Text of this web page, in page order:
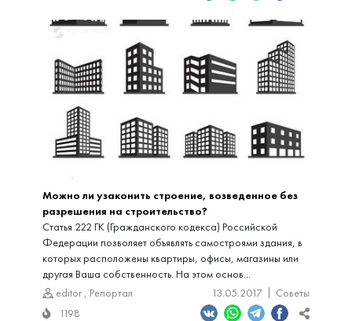
Можно ли узаконить строение, возведенное без
разрешения на строительство?
Статья 222 ГК (Гражданского кодекса) Российской
Федерации позволяет объявлять самостроями здания, в
которых расположены квартиры, офисы, магазины или
другая Ваша собственность. На этом основ...
editor , Репортал 13.05.2017
Советы
1198